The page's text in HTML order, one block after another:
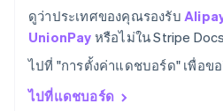
ดูว่าประเทศของคุณรองรับ
UnionPay หรือไม่ใน Stripe Docs
ไปที่ "การตั้งค่าแดชบอร์ด" เพื่อข
ไปที่แดชบอร์ด
สวีเดน
English
สหรัฐอเมริกา
EnglishEspañol简体中文
English